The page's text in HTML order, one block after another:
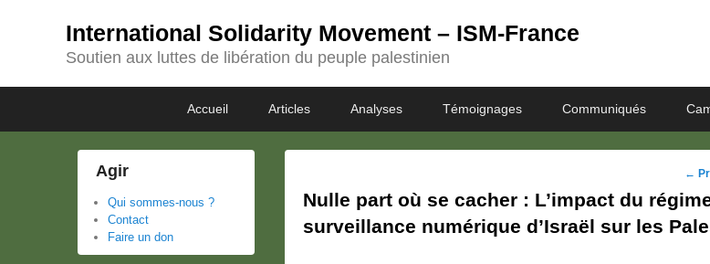
International Solidarity Movement – ISM-France
Soutien aux luttes de libération du peuple palestinien
menu
Accueil Articles Analyses Témoignages Communiqués
←
Nulle part où se cacher : L’impact du
surveillance numérique d’Israël sur les
Agir
Qui sommes-nous ?
Contact
Faire un don